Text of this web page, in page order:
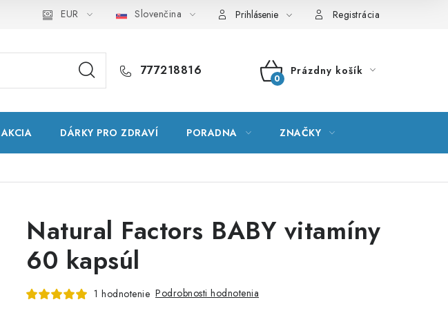
Natural Health Store Slovník pojmov Mapa serveru Moja objednávka
EUR Slovenčina Prihlásenie Registrácia
777218816
NÁKUPNÝ
Prázdny košík
AKCIA DÁRKY PRO ZDRAVÍ PORADNA ZNAČKY
Natural Factors BABY vitamíny
60 kapsúl
1 hodnotenie Podrobnosti hodnotenia